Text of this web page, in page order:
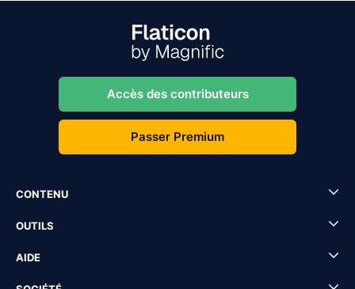
Accès des contributeurs
Passer Premium
CONTENU
OUTILS
AIDE